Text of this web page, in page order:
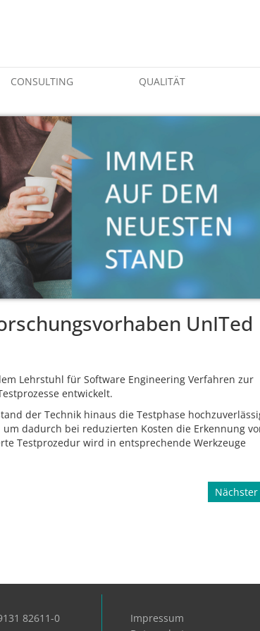
CONSULTING QUALITÄT
UnITed
Lehrstuhl für Software Engineering Verfahren zur
entwickelt.
der Technik hinaus die Testphase
dadurch bei reduzierten Kosten die Erkennung
Testprozedur wird in entsprechende Werkzeuge
82611-0
Impressum